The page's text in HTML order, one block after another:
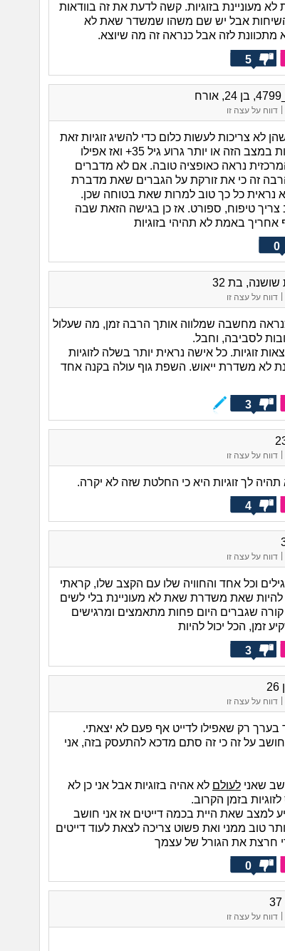
מעוניינת בזוגיות. קשה לדעת את זה בוודאות
השיחות אבל יש שם משהו שמשדר שאת לא
מתכוונת לזה אבל כנראה זה מה שיוצא.
5
| דווח על עצה זו
לא צריכות לעשות כלום כדי להשיג זוגיות זאת
הבעיה. ואז הן נמצאות במצב הזה או יותר גרוע גיל 35+ ואז אפילו
נראה כאופציה טובה. אם לא מדברים
זה כי את זורקת על הגברים שאת מדברת
נראית כל כך טוב למרות שאת בטוחה שכן.
צריך טיפוח, ספורט. אז כן בגישה הזאת שבה
אחריך באמת לא תהיהי בזוגיות
0
בת 32
דווח על עצה זו
מחשבה שמלווה אותך הרבה זמן, מה שעלול
לסביבה, וחבל.
זוגיות. כל אישה נראית יותר בשלה לזוגיות
לא משדרת ייאוש. השפת גוף עולה בקנה אחד
3
דווח על עצה זו
לך זוגיות היא כי החלטת שזה לא יקרה.
4
דווח על עצה זו
וכל אחד והחוויה שלו עם הקצב שלו, קראתי
להיות שאת משדרת שאת לא מעוניינת בלי לשים
קורה שגברים היום פחות מתאמצים ומרגישים
זמן, הכל יכול להיות
3
| דווח על עצה זו
בערך רק שאפילו לדייט אף פעם לא יצאתי.
חושב על זה כי זה סתם מדכא להתעסק בזה, אני
שאני לעולם לא אהיה בזוגיות אבל אני כן לא
בזמן הקרוב.
למצב שאת היית בכמה דייטים אז אני חושב
טוב ממני ואת פשוט צריכה לצאת לעוד דייטים
חרצת את הגורל של עצמך
0
דווח על עצה זו